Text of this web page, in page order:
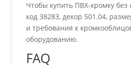
Чтобы купить ПВХ-кромку без
код 38283, декор 501.04,
и требования к
оборудованию.
FAQ